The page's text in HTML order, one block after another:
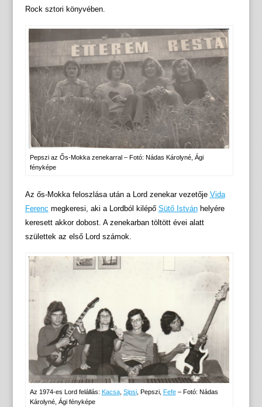
Rock sztori könyvében.
Pepszi az Ős-Mokka zenekarral – Fotó: Nádas Károlyné, Ági
fényképe
Az ős-Mokka feloszlása után a Lord zenekar vezetője Vida
Ferenc megkeresi, aki a Lordból kilépő Sütő Istvánhelyére
keresett akkor dobost. A zenekarban töltött évei alatt
születtek az első Lord számok.
Az 1974-es Lord felállás: Kacsa, Sipsi, Pepszi, Fefe– Fotó: Nádas
Károlyné, Ági fényképe